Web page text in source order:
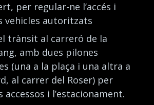
per regular-ne l’accés i
vehicles autoritzats
trànsit al carreró de la
amb dues pilones
(una a la plaça i una altra a
al carrer del Roser) per
i l’estacionament.